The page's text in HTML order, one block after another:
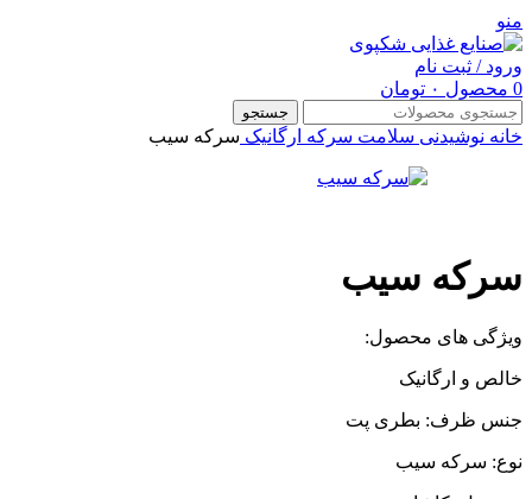
منو
ورود / ثبت نام
0 محصول ۰ تومان
جستجو
خانه نوشیدنی سلامت سرکه ارگانیک سرکه سیب
سرکه سیب
ویژگی های محصول:
خالص و ارگانیک
جنس ظرف: بطری پت
نوع: سرکه سیب